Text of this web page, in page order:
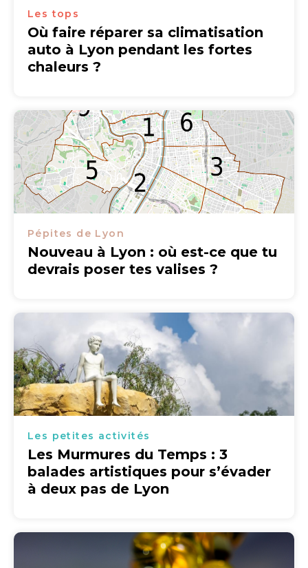
Les tops
Où faire réparer sa climatisation
auto à Lyon pendant les fortes
chaleurs ?
Pépites de Lyon
Nouveau à Lyon : où est-ce que tu
devrais poser tes valises ?
Les petites activités
Les Murmures du Temps : 3
balades artistiques pour s’évader
à deux pas de Lyon